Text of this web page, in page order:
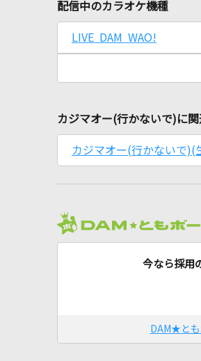
配信中のカラオケ機種
LIVE DAM WAO!
カジマオー(行かないで)に
カジマオー(行かないで)(
今なら採用
DAM★と